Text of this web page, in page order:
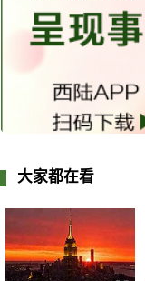
大家都在看